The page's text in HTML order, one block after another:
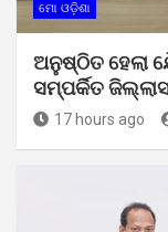
ମୋ ଓଡ଼ିଶା
ଅନୁଷ୍ଠିତ ହେଲା
ସମ୍ପର୍କିତ
17 hours ago